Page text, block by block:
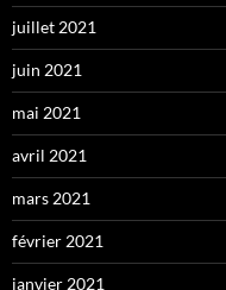
juillet 2021
juin 2021
mai 2021
avril 2021
mars 2021
février 2021
janvier 2021